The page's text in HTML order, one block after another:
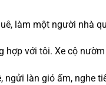
làm một người nhà
với tôi. Xe cộ
ngửi làn gió ấm,